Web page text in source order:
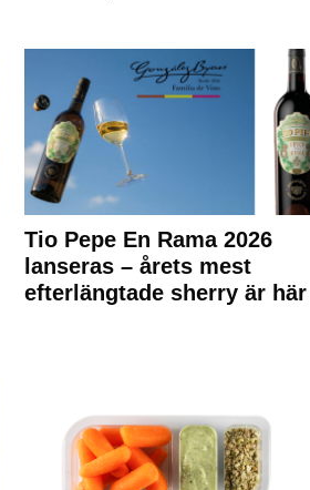
Tio Pepe En Rama 2026
lanseras – årets mest
efterlängtade sherry är här